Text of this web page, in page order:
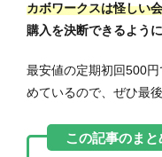
カボワークスは怪しい
購入を決断できるように
最安値の定期初回500
めているので、ぜひ最